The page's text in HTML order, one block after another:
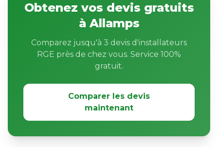
Obtenez vos devis gratuits
à Allamps
Comparez jusqu'à 3 devis d'installateurs
RGE près de chez vous. Service 100%
gratuit.
Comparer les devis
maintenant